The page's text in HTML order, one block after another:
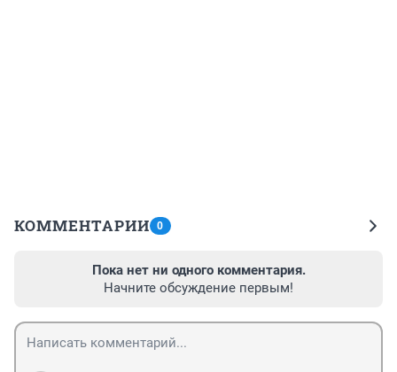
КОММЕНТАРИИ 0
Пока нет ни одного комментария.
Начните обсуждение первым!